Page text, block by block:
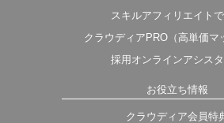
スキルアフィリエイト
クラウディアPRO（高単価マ
採用オンラインアシス
お役立ち情報
クラウディア会員特